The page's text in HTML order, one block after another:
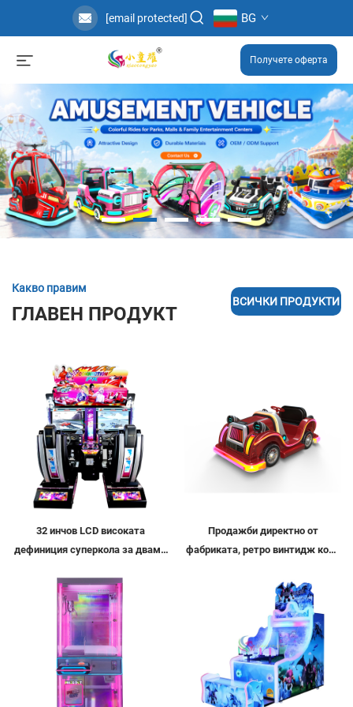
[email protected] BG
Получете оферта
Какво правим
ГЛАВЕН ПРОДУКТ
ВСИЧКИ ПРОДУКТИ
32 инчов LCD високата
дефиниция суперкола за двама
аркаден автомобил, симулатор
за шофиране, автомобилен
симулатор
Продажби директно от
фабриката, ретро винтидж кола
атракционна машина за
възрастни и деца в закрити и
открити площи, интерактивен
квадроцикл, електрическа
светлинна и музикална кола